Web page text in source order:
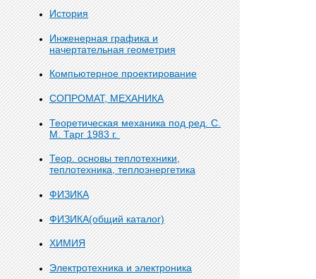
История
Инженерная графика и
начертательная геометрия
Компьютерное проектирование
СОПРОМАТ, МЕХАНИКА
Теоретическая механика под ред. С.
М. Тарг 1983 г.
Теор. основы теплотехники,
теплотехника, теплоэнергетика
ФИЗИКА
ФИЗИКА(общий каталог)
ХИМИЯ
Электротехника и электроника